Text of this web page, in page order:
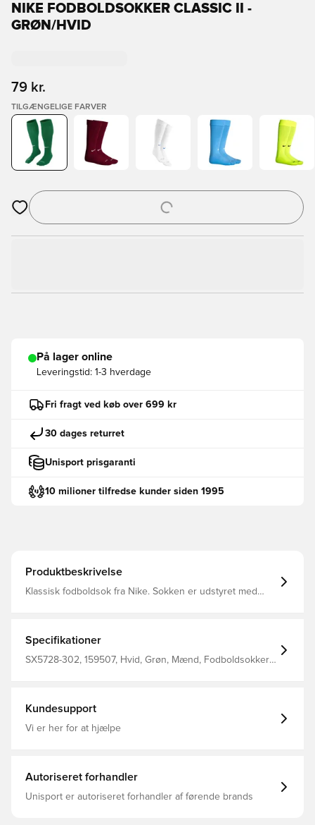
NIKE FODBOLDSOKKER CLASSIC II -
GRØN/HVID
79 kr.
TILGÆNGELIGE FARVER
Åbner en Modal til at logge ind eller tilmelde dig som medlem
På lager online
Leveringstid: 1-3 hverdage
Fri fragt ved køb over 699 kr
30 dages returret
Unisport prisgaranti
10 milioner tilfredse kunder siden 1995
Produktbeskrivelse
Klassisk fodboldsok fra Nike. Sokken er udstyret med
Specifikationer
SX5728-302, 159507, Hvid, Grøn, Mænd, Fodboldsokker,
Kundesupport
Vi er her for at hjælpe
Autoriseret forhandler
Unisport er autoriseret forhandler af førende brands